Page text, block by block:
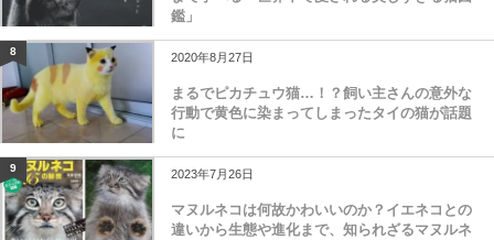
鑑」
8 2020年8月27日
まるでピカチュウ猫…！？飼い主さんの意外な
行動で黄色に染まってしまったタイの猫が話題
に
9 2023年7月26日
マヌルネコは何故かわいいのか？イエネコとの
違いから生態や進化まで、知られざるマヌルネ